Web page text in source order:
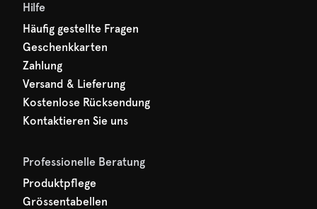
Hilfe
Häufig gestellte Fragen
Geschenkkarten
Zahlung
Versand & Lieferung
Kostenlose Rücksendung
Kontaktieren Sie uns
Professionelle Beratung
Produktpflege
Grössentabellen